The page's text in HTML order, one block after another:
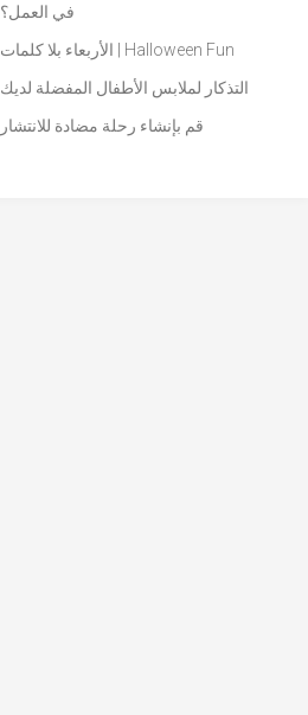
في العمل؟
الأربعاء بلا كلمات | Halloween Fun
التذكار لملابس الأطفال المفضلة لديك
قم بإنشاء رحلة مضادة للانتشار